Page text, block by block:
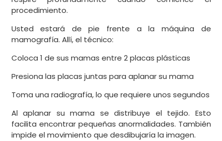
procedimiento.
Usted estará de pie frente a la máquina de
mamografía. Allí, el técnico:
Coloca 1 de sus mamas entre 2 placas plásticas
Presiona las placas juntas para aplanar su mama
Toma una radiografía, lo que requiere unos segundos
Al aplanar su mama se distribuye el tejido. Esto
facilita encontrar pequeñas anormalidades. También
impide el movimiento que desdibujaría la imagen.